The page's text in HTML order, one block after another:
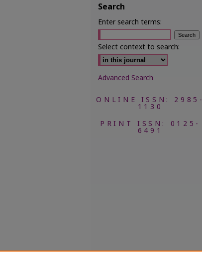
Search
Enter search terms:
Select context to search:
Advanced Search
ONLINE ISSN: 2985-
1130
PRINT ISSN: 0125-
6491